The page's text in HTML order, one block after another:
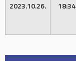
2023.10.26.
18:34